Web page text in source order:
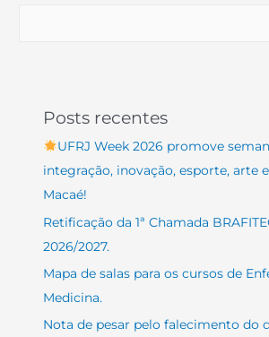
Posts recentes
UFRJ Week 2026 promove
integração, inovação, esporte, arte
Macaé!
Retificação da 1ª Chamada
2026/2027.
Mapa de salas para os cursos de
Medicina.
Nota de pesar pelo falecimento do